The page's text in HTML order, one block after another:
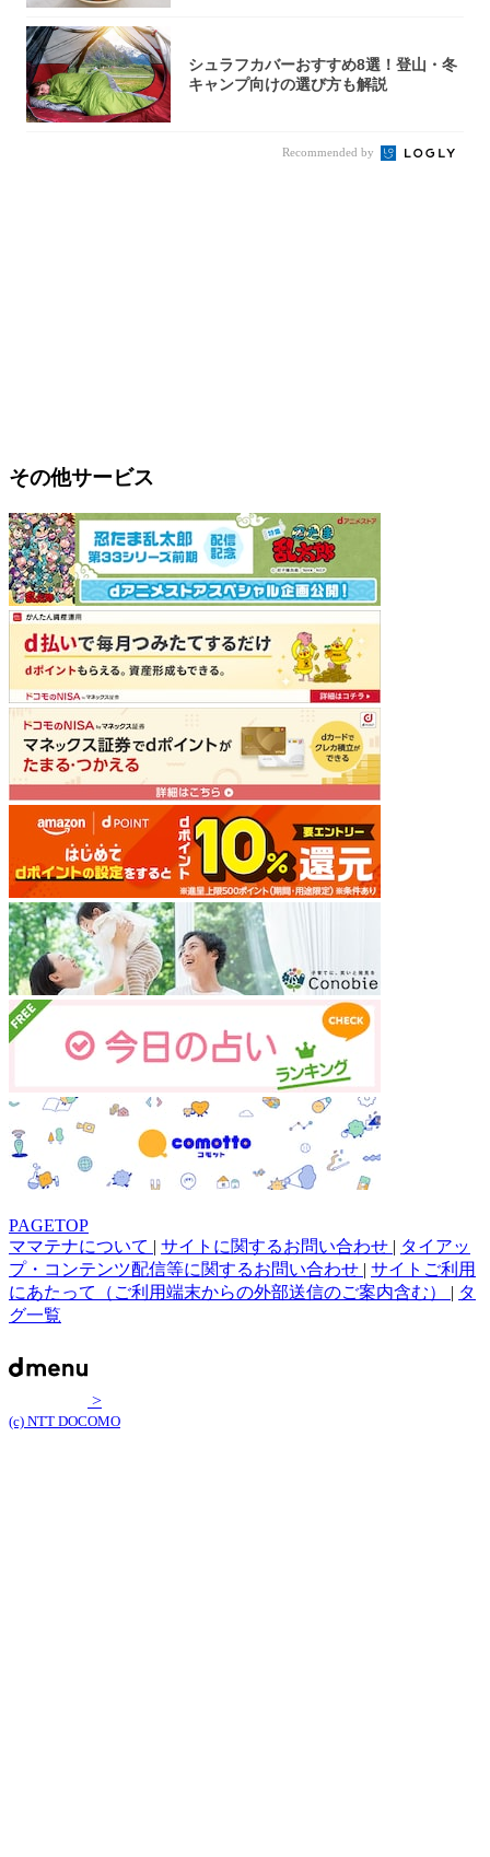
シュラフカバーおすすめ8選！登山・冬
キャンプ向けの選び方も解説
Recommended by
その他サービス
PAGETOP
ママテナについて | サイトに関するお問い合わせ | タイアッ
プ・コンテンツ配信等に関するお問い合わせ | サイトご利用
にあたって（ご利用端末からの外部送信のご案内含む） | タ
グ一覧
>
(c) NTT DOCOMO